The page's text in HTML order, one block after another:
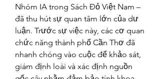
Nhóm IA trong Sách Đỏ Việt Nam –
đã thu hút sự quan tâm lớn của dư
luận. Trước sự việc này, các cơ quan
chức năng thành phố Cần Thơ đã
nhanh chóng vào cuộc để khảo sát,
giám định loài và xác định nguồn